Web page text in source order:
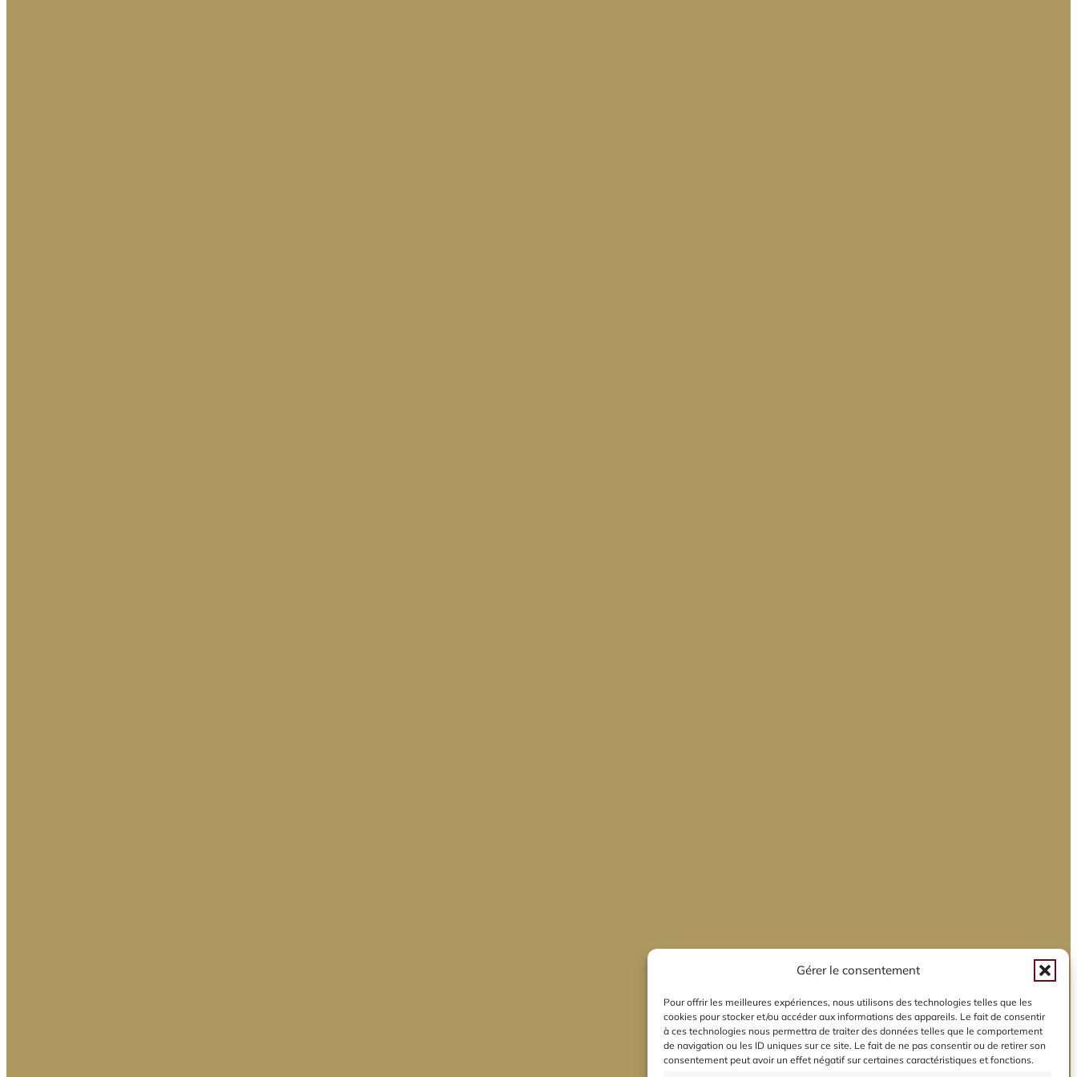
Gérer le consentement
Pour offrir les meilleures expériences, nous utilisons des technologies telles que les
cookies pour stocker et/ou accéder aux informations des appareils. Le fait de consentir
à ces technologies nous permettra de traiter des données telles que le comportement
de navigation ou les ID uniques sur ce site. Le fait de ne pas consentir ou de retirer son
consentement peut avoir un effet négatif sur certaines caractéristiques et fonctions.